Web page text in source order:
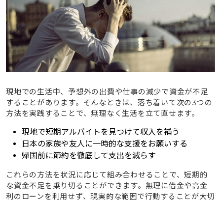
現地での生活中、予想外の出費や仕事の減少で資金が不足
することがあります。そんなときは、落ち着いて次の3つの
方法を実践することで、無理なく生活を立て直せます。
現地で短期アルバイトを見つけて収入を補う
日本の家族や友人に一時的な支援をお願いする
帰国前に節約を徹底して支出を減らす
これらの方法を状況に応じて組み合わせることで、短期的
な資金不足を乗り切ることができます。無理に借金や高金
利のローンを利用せず、現実的な範囲で行動することが大切